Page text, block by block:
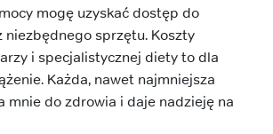
mogę uzyskać dostęp do
sprzętu. Koszty
i specjalistycznej diety to dla
Każda, nawet najmniejsza
mnie do zdrowia i daje nadzieję na